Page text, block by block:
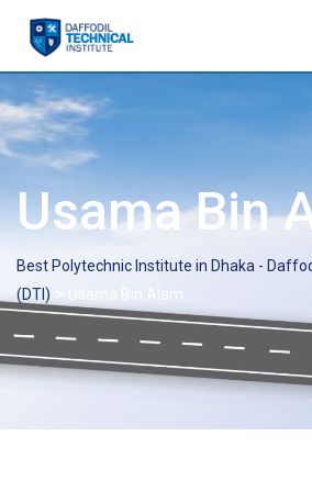
content
Usama Bin
Best Polytechnic Institute in Dhaka -
(DTI) > Usama Bin Alam